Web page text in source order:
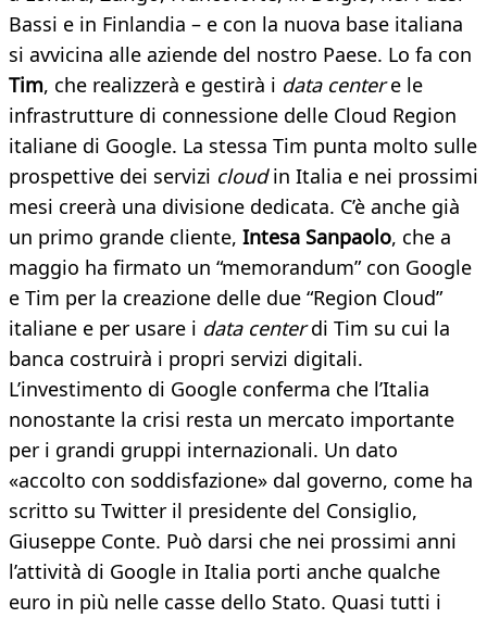
Bassi e in Finlandia – e con la nuova base italiana
si avvicina alle aziende del nostro Paese. Lo fa con
Tim, che realizzerà e gestirà i data centere le
infrastrutture di connessione delle Cloud Region
italiane di Google. La stessa Tim punta molto sulle
prospettive dei servizi cloudin Italia e nei prossimi
mesi creerà una divisione dedicata. C’è anche già
un primo grande cliente, Intesa Sanpaolo, che a
maggio ha firmato un “memorandum” con Google
e Tim per la creazione delle due “Region Cloud”
italiane e per usare i data centerdi Tim su cui la
banca costruirà i propri servizi digitali.
L’investimento di Google conferma che l’Italia
nonostante la crisi resta un mercato importante
per i grandi gruppi internazionali. Un dato
«accolto con soddisfazione» dal governo, come ha
scritto su Twitter il presidente del Consiglio,
Giuseppe Conte. Può darsi che nei prossimi anni
l’attività di Google in Italia porti anche qualche
euro in più nelle casse dello Stato. Quasi tutti i